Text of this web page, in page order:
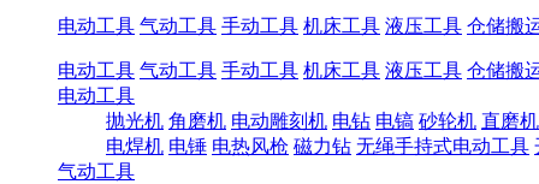
电动工具 气动工具 手动工具 机床工具 液压工具 仓储搬
电动工具 气动工具 手动工具 机床工具 液压工具 仓储搬
电动工具
抛光机 角磨机 电动雕刻机 电钻 电镐 砂轮机 直磨机
电焊机 电锤 电热风枪 磁力钻 无绳手持式电动工具
气动工具